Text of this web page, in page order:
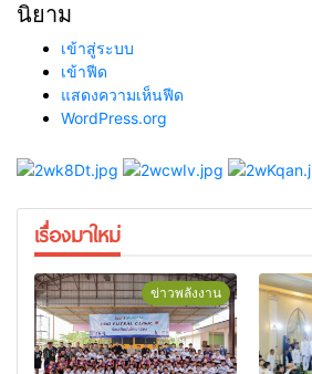
นิยาม
เข้าสู่ระบบ
เข้าฟีด
แสดงความเห็นฟีด
WordPress.org
เรื่องมาใหม่
ข่าวพลังงาน